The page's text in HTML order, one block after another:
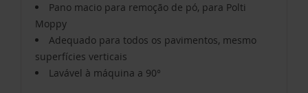
Pano macio para remoção de pó, para Polti
Moppy
Adequado para todos os pavimentos, mesmo
superfícies verticais
Lavável à máquina a 90°